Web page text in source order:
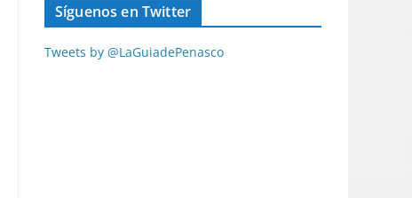
Síguenos en Twitter
Tweets by @LaGuiadePenasco